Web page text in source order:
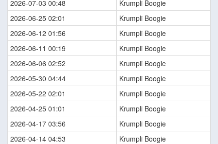
2026-07-03 00:48
Krumpli Boogie
2026-06-25 02:01
Krumpli Boogie
2026-06-12 01:56
Krumpli Boogie
2026-06-11 00:19
Krumpli Boogie
2026-06-06 02:52
Krumpli Boogie
2026-05-30 04:44
Krumpli Boogie
2026-05-22 02:01
Krumpli Boogie
2026-04-25 01:01
Krumpli Boogie
2026-04-17 03:56
Krumpli Boogie
2026-04-14 04:53
Krumpli Boogie